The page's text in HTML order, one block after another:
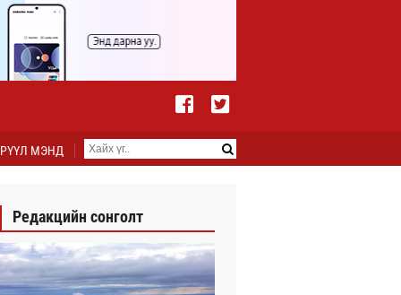
МЭНД
Редакцийн сонголт